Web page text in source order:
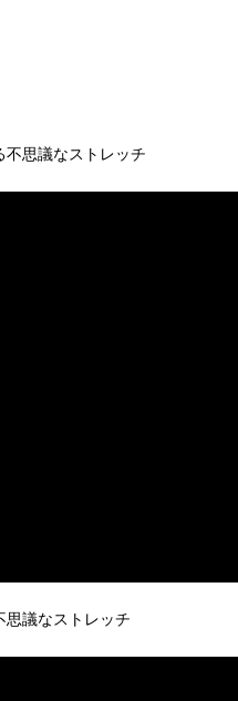
思議なストレッチ
議なストレッチ